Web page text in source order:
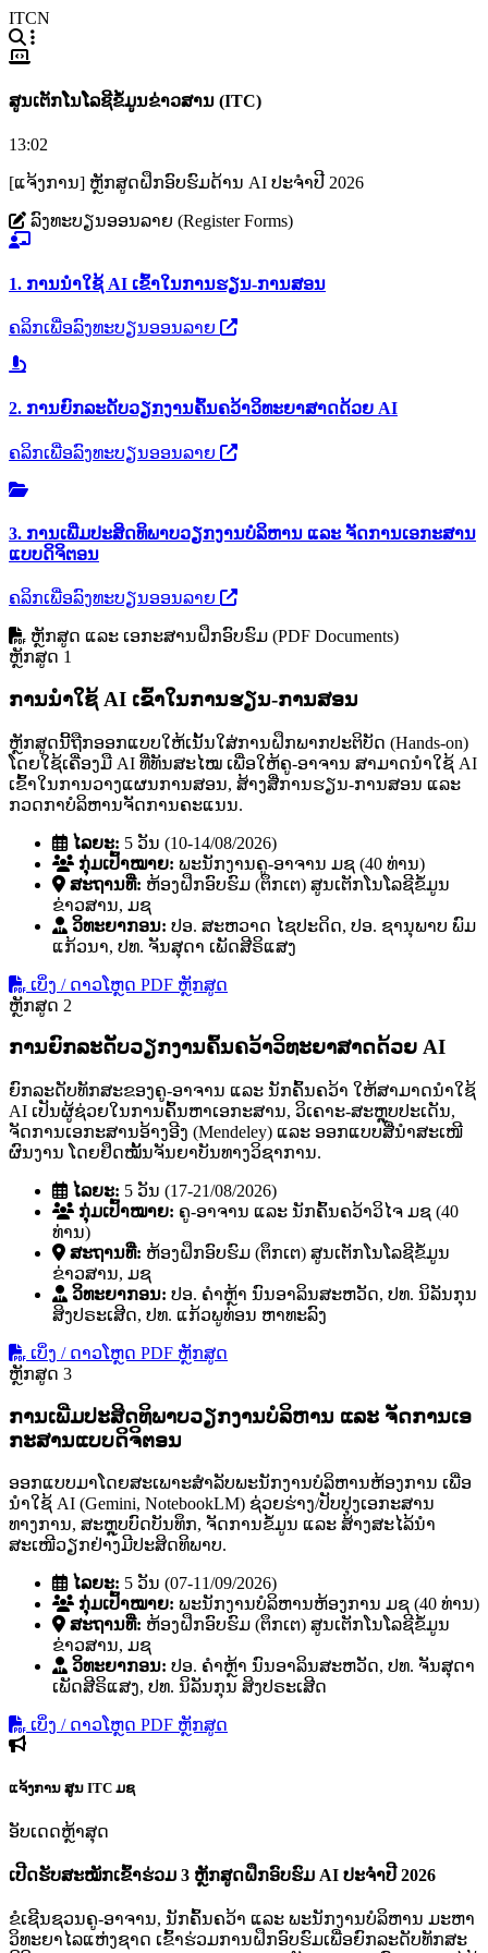
ITCN
ສູນເຕັກໂນໂລຊີຂໍ້ມູນຂ່າວສານ (ITC)
13:02
[ແຈ້ງການ] ຫຼັກສູດຝຶກອົບຮົມດ້ານ AI ປະຈຳປີ 2026
ລົງທະບຽນອອນລາຍ (Register Forms)
1. ການນຳໃຊ້ AI ເຂົ້າໃນການຮຽນ-ການສອນ
ຄລິກເພື່ອລົງທະບຽນອອນລາຍ
2. ການຍົກລະດັບວຽກງານຄົ້ນຄວ້າວິທະຍາສາດດ້ວຍ AI
ຄລິກເພື່ອລົງທະບຽນອອນລາຍ
3. ການເພີ່ມປະສິດທິພາບວຽກງານບໍລິຫານ ແລະ ຈັດການເອກະສານ
ແບບດິຈິຕອນ
ຄລິກເພື່ອລົງທະບຽນອອນລາຍ
ຫຼັກສູດ ແລະ ເອກະສານຝຶກອົບຮົມ (PDF Documents)
ຫຼັກສູດ 1
ການນໍາໃຊ້ AI ເຂົ້າໃນການຮຽນ-ການສອນ
ຫຼັກສູດນີ້ຖືກອອກແບບໃຫ້ເນັ້ນໃສ່ການຝຶກພາກປະຕິບັດ (Hands-on)
ໂດຍໃຊ້ເຄື່ອງມື AI ທີ່ທັນສະໄໝ ເພື່ອໃຫ້ຄູ-ອາຈານ ສາມາດນໍາໃຊ້ AI
ເຂົ້າໃນການວາງແຜນການສອນ, ສ້າງສື່ການຮຽນ-ການສອນ ແລະ
ກວດກາບໍລິຫານຈັດການຄະແນນ.
ໄລຍະ: 5 ວັນ (10-14/08/2026)
ກຸ່ມເປົ້າໝາຍ: ພະນັກງານຄູ-ອາຈານ ມຊ (40 ທ່ານ)
ສະຖານທີ່: ຫ້ອງຝຶກອົບຮົມ (ຕຶກເຕ) ສູນເຕັກໂນໂລຊີຂໍ້ມູນ
ຂ່າວສານ, ມຊ
ວິທະຍາກອນ: ປອ. ສະຫວາດ ໄຊປະດິດ, ປອ. ຊານຸພາບ ພົມ
ແກ້ວນາ, ປທ. ຈັນສຸດາ ເພັດສີຣິແສງ
ເບິ່ງ / ດາວໂຫຼດ PDF ຫຼັກສູດ
ຫຼັກສູດ 2
ການຍົກລະດັບວຽກງານຄົ້ນຄວ້າວິທະຍາສາດດ້ວຍ AI
ຍົກລະດັບທັກສະຂອງຄູ-ອາຈານ ແລະ ນັກຄົ້ນຄວ້າ ໃຫ້ສາມາດນໍາໃຊ້
AI ເປັນຜູ້ຊ່ວຍໃນການຄົ້ນຫາເອກະສານ, ວິເຄາະ-ສະຫຼຸບປະເດັນ,
ຈັດການເອກະສານອ້າງອີງ (Mendeley) ແລະ ອອກແບບສື່ນໍາສະເໜີ
ຜົນງານ ໂດຍຢຶດໝັ້ນຈັນຍາບັນທາງວິຊາການ.
ໄລຍະ: 5 ວັນ (17-21/08/2026)
ກຸ່ມເປົ້າໝາຍ: ຄູ-ອາຈານ ແລະ ນັກຄົ້ນຄວ້າວິໄຈ ມຊ (40
ທ່ານ)
ສະຖານທີ່: ຫ້ອງຝຶກອົບຮົມ (ຕຶກເຕ) ສູນເຕັກໂນໂລຊີຂໍ້ມູນ
ຂ່າວສານ, ມຊ
ວິທະຍາກອນ: ປອ. ຄໍາຫຼ້າ ນົນອາລິນສະຫວັດ, ປທ. ນິລັນກຸນ
ສິງປຣະເສີດ, ປທ. ແກ້ວພູທ່ອນ ຫາທະລົງ
ເບິ່ງ / ດາວໂຫຼດ PDF ຫຼັກສູດ
ຫຼັກສູດ 3
ການເພີ່ມປະສິດທິພາບວຽກງານບໍລິຫານ ແລະ ຈັດການເອ
ກະສານແບບດິຈິຕອນ
ອອກແບບມາໂດຍສະເພາະສຳລັບພະນັກງານບໍລິຫານຫ້ອງການ ເພື່ອ
ນຳໃຊ້ AI (Gemini, NotebookLM) ຊ່ວຍຮ່າງ/ປັບປຸງເອກະສານ
ທາງການ, ສະຫຼຸບບົດບັນທຶກ, ຈັດການຂໍ້ມູນ ແລະ ສ້າງສະໄລ້ນຳ
ສະເໜີວຽກຢ່າງມີປະສິດທິພາບ.
ໄລຍະ: 5 ວັນ (07-11/09/2026)
ກຸ່ມເປົ້າໝາຍ: ພະນັກງານບໍລິຫານຫ້ອງການ ມຊ (40 ທ່ານ)
ສະຖານທີ່: ຫ້ອງຝຶກອົບຮົມ (ຕຶກເຕ) ສູນເຕັກໂນໂລຊີຂໍ້ມູນ
ຂ່າວສານ, ມຊ
ວິທະຍາກອນ: ປອ. ຄໍາຫຼ້າ ນົນອາລິນສະຫວັດ, ປທ. ຈັນສຸດາ
ເພັດສີຣິແສງ, ປທ. ນິລັນກຸນ ສິງປຣະເສີດ
ເບິ່ງ / ດາວໂຫຼດ PDF ຫຼັກສູດ
ແຈ້ງການ ສູນ ITC ມຊ
ອັບເດດຫຼ້າສຸດ
ເປີດຮັບສະໝັກເຂົ້າຮ່ວມ 3 ຫຼັກສູດຝຶກອົບຮົມ AI ປະຈຳປີ 2026
ຂໍເຊີນຊວນຄູ-ອາຈານ, ນັກຄົ້ນຄວ້າ ແລະ ພະນັກງານບໍລິຫານ ມະຫາ
ວິທະຍາໄລແຫ່ງຊາດ ເຂົ້າຮ່ວມການຝຶກອົບຮົມເພື່ອຍົກລະດັບທັກສະ